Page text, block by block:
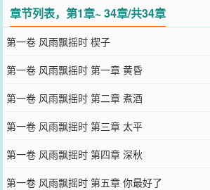
章节列表，第1章~ 34章/共34章
第一卷 风雨飘摇时 楔子
第一卷 风雨飘摇时 第一章 黄昏
第一卷 风雨飘摇时 第二章 煮酒
第一卷 风雨飘摇时 第三章 太平
第一卷 风雨飘摇时 第四章 深秋
第一卷 风雨飘摇时 第五章 你最好了